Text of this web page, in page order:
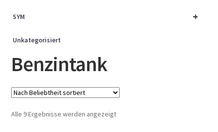
+
SYM
Unkategorisiert
Benzintank
Alle 9 Ergebnisse werden angezeigtNach